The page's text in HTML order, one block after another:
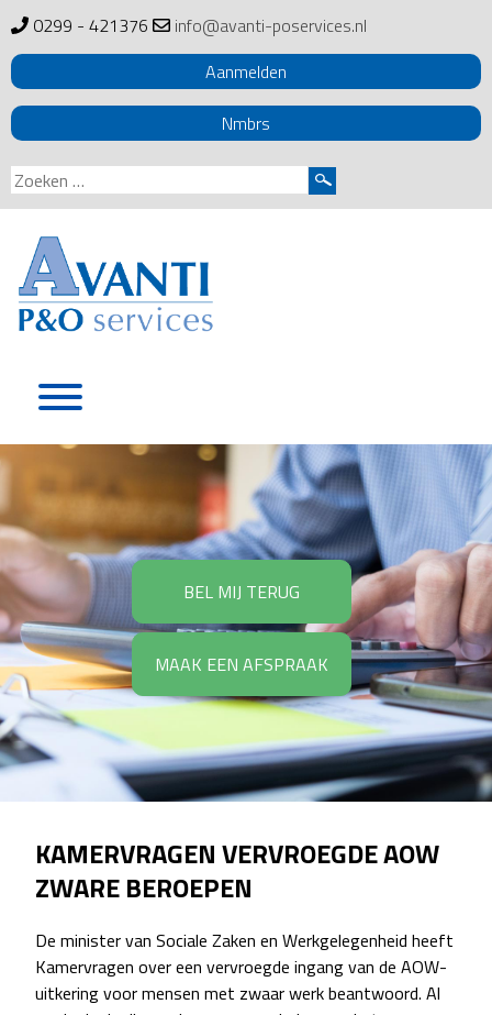
0299 - 421376
info@avanti-poservices.nl
Aanmelden
Nmbrs
Zoeken
naar:
BEL MIJ TERUG
MAAK EEN AFSPRAAK
KAMERVRAGEN VERVROEGDE AOW
ZWARE BEROEPEN
De minister van Sociale Zaken en Werkgelegenheid heeft
Kamervragen over een vervroegde ingang van de AOW-
uitkering voor mensen met zwaar werk beantwoord. Al